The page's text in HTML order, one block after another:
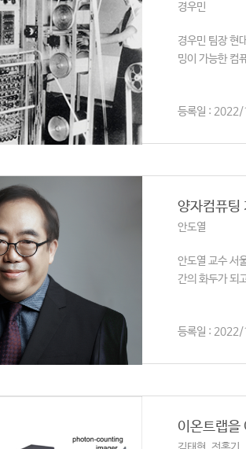
경우민
경우민 팀장 현
밍이 가능한
등록일 :
양자컴퓨팅
안도열
안도열 교수 서
간의 화두가 되
등록일 :
이온트랩을